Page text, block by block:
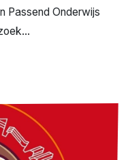
Passend Onderwijs